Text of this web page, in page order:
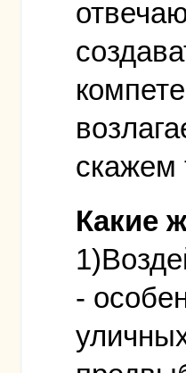
скажем
Какие
-